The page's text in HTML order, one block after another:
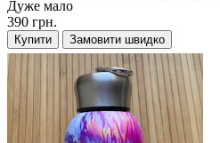
Дуже мало
390 грн.
Купити Замовити швидко